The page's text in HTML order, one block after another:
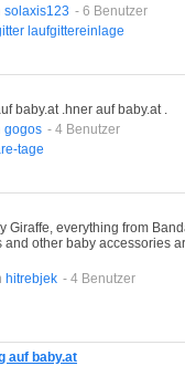
solaxis123 - 6 Benutzer
laufgittereinlage
baby.at .hner auf baby.at .
gogos - 4 Benutzer
tage
Giraffe, everything from
other baby accessories
hitrebjek - 4 Benutzer
auf baby.at